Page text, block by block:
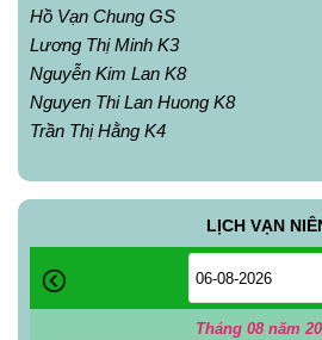
Hồ Vạn Chung GS
Lương Thị Minh K3
Nguyễn Kim Lan K8
Nguyen Thi Lan Huong K8
Trần Thị Hằng K4
LỊCH VẠN
Tháng 08 năm